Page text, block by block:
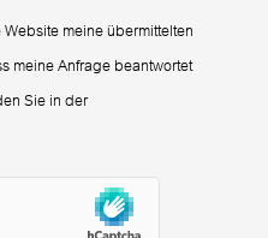
meine übermittelten
meine Anfrage beantwortet
Sie in der